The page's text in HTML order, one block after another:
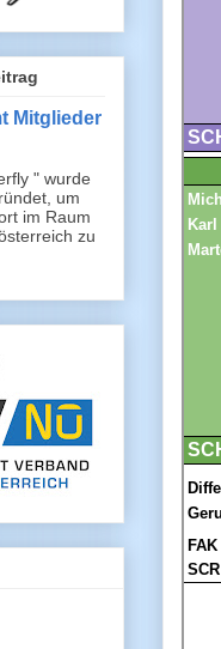
Mitglieder
" wurde
um
im Raum
zu